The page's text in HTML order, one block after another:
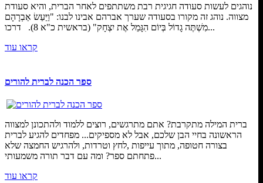
נוהגים לעשות סעודה חגיגית רבת משתתפים לאחר הברית, והיא סעודת
מצווה. נוהג זה מקורו בסעודה שערך אברהם אבינו לבנו: "וַיַּעַשׂ אַבְרָהָם
מִשְׁתֶּה גָדוֹל בְּיוֹם הִגָּמֵל אֶת יִצְחָק" (בראשית כ"א 8). דרכו...
קראו עוד
ספר הכנה לברית להורים
ברית המילה מתקרבת? אתם מתרגשים, רוצים ללמוד ולהתכונן למצווה
הראשונה בחיי הבן שלכם, אבל לא מספיקים... מפחדים להגיע לברית
בצורה חטופה, מתוך עייפות ,לחץ וטרדות, ולהרגיש החמצה שלא
פתחתם ספר? ומה עם דבר תורה משמעותי...
קראו עוד